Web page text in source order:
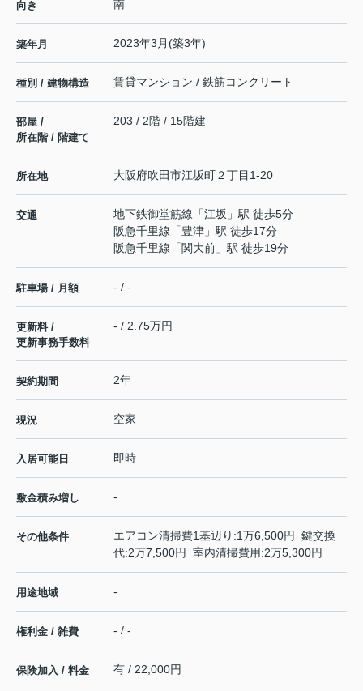
向き 南
築年月 2023年3月(築3年)
種別 / 建物構造 賃貸マンション / 鉄筋コンクリート
部屋 /
所在階 / 階建て
203 / 2階 / 15階建
所在地 大阪府吹田市江坂町２丁目1-20
交通 地下鉄御堂筋線 「江坂 」駅 徒歩5分
阪急千里線 「豊津 」駅 徒歩17分
阪急千里線 「関大前 」駅 徒歩19分
駐車場 / 月額 - / -
更新料 /
更新事務手数料
- / 2.75万円
契約期間 2年
現況 空家
入居可能日 即時
敷金積み増し -
その他条件
エアコン清掃費1基辺り:1万6,500円 鍵交換
代:2万7,500円 室内清掃費用:2万5,300円
用途地域 -
権利金 / 雑費 - / -
保険加入 / 料金 有 / 22,000円